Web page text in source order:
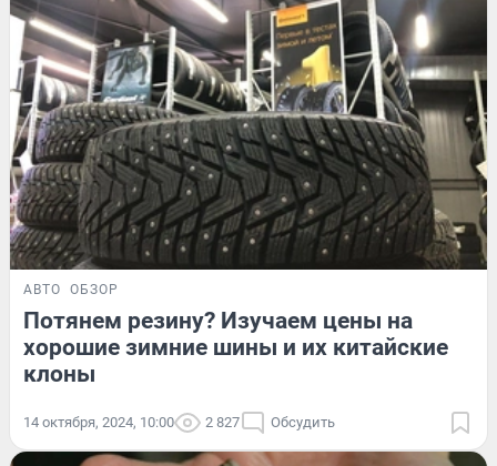
АВТО ОБЗОР
Потянем резину? Изучаем цены на
хорошие зимние шины и их китайские
клоны
14 октября, 2024, 10:00 2 827 Обсудить